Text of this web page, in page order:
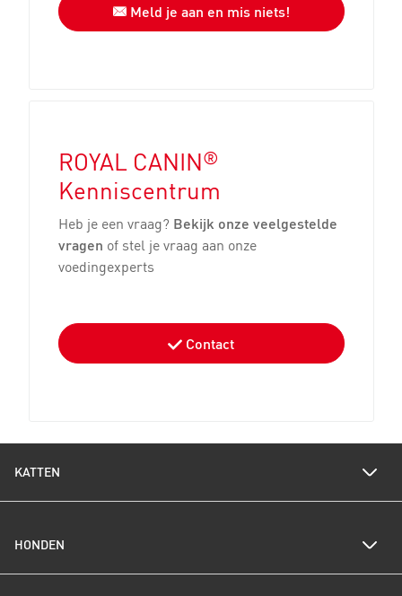
Meld je aan en mis niets!
ROYAL CANIN®
Kenniscentrum
Heb je een vraag? Bekijk onze veelgestelde
vragen of stel je vraag aan onze
voedingexperts
Contact
KATTEN
Een gezond gewicht voor je kat
HONDEN